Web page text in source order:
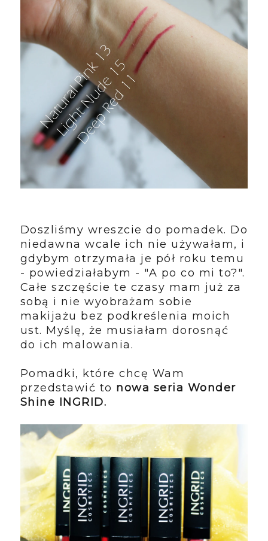
Doszliśmy wreszcie do pomadek. Do
niedawna wcale ich nie używałam, i
gdybym otrzymała je pół roku temu
- powiedziałabym - "A po co mi to?".
Całe szczęście te czasy mam już za
sobą i nie wyobrażam sobie
makijażu bez podkreślenia moich
ust. Myślę, że musiałam dorosnąć
do ich malowania.
Pomadki, które chcę Wam
przedstawić to nowa seria Wonder
Shine INGRID.